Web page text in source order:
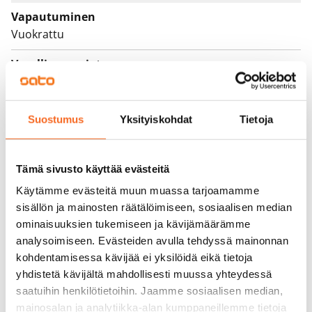
Suostumus Yksityiskohdat Tietoja
Tämä sivusto käyttää evästeitä
Käytämme evästeitä muun muassa tarjoamamme
sisällön ja mainosten räätälöimiseen, sosiaalisen median
ominaisuuksien tukemiseen ja kävijämäärämme
analysoimiseen. Evästeiden avulla tehdyssä mainonnan
kohdentamisessa kävijää ei yksilöidä eikä tietoja
yhdistetä kävijältä mahdollisesti muussa yhteydessä
saatuihin henkilötietoihin. Jaamme sosiaalisen median,
mainosalan ja analytiikka-alan kumppaneillemme tietoja
Vapautuminen
Vuokrattu
Varallisuusrajat
Ei
Vuokra
Vuokravakuus
Kotivakuutus
Pakollinen, ei sisälly vuokraan
Vesimaksu
27 €/hlö/kk
Sähkömaksu
Vuokralainen solmii itse sähkösopimuksen.